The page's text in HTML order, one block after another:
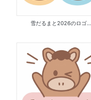
雪だるまと2026のロゴ...